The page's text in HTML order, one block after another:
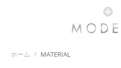
ホーム / MATERIAL